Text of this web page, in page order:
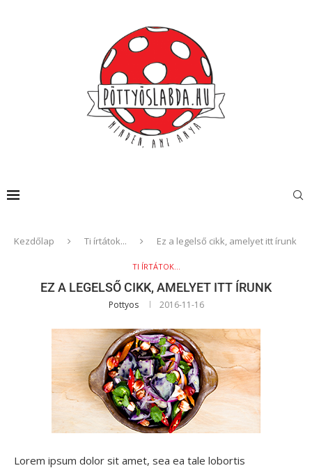
Kezdőlap Ti írtátok... Ez a legelső cikk, amelyet itt írunk
TI ÍRTÁTOK...
EZ A LEGELSŐ CIKK, AMELYET ITT ÍRUNK
Pottyos 2016-11-16
Lorem ipsum dolor sit amet, sea ea tale lobortis